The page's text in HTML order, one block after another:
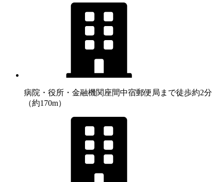
病院・役所・金融機関 座間中宿郵便局まで徒歩約2分
（約170m）